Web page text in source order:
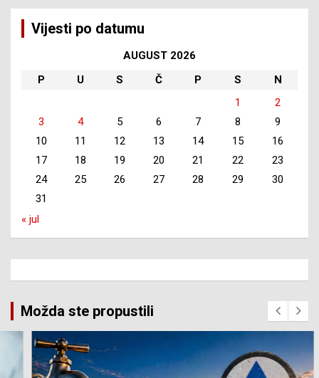
Vijesti po datumu
AUGUST 2026
P
U S Č P S
N
1
2
3
4 5 6 7 8
9
10
11 12 13 14 15
16
17
18 19 20 21 22
23
24
25 26 27 28 29
30
31
« jul
Možda ste propustili